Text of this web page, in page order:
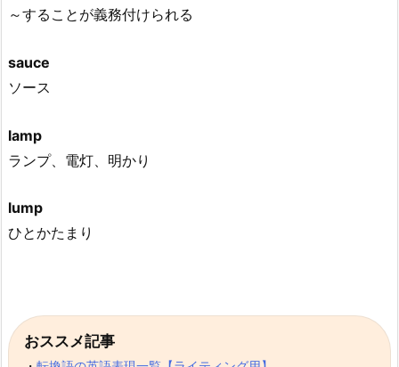
～することが義務付けられる
sauce
ソース
lamp
ランプ、電灯、明かり
lump
ひとかたまり
おススメ記事